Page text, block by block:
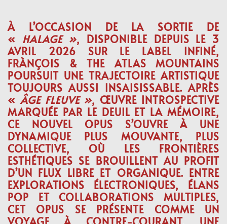
À L’OCCASION DE LA SORTIE DE
« HALAGE », DISPONIBLE DEPUIS LE 3
AVRIL 2026 SUR LE LABEL INFINÉ,
FRÀNÇOIS & THE ATLAS MOUNTAINS
POURSUIT UNE TRAJECTOIRE ARTISTIQUE
TOUJOURS AUSSI INSAISISSABLE. APRÈS
«ÂGE FLEUVE », ŒUVRE INTROSPECTIVE
MARQUÉE PAR LE DEUIL ET LA MÉMOIRE,
CE NOUVEL OPUS S’OUVRE À UNE
DYNAMIQUE PLUS MOUVANTE, PLUS
COLLECTIVE, OÙ LES FRONTIÈRES
ESTHÉTIQUES SE BROUILLENT AU PROFIT
D’UN FLUX LIBRE ET ORGANIQUE. ENTRE
EXPLORATIONS ÉLECTRONIQUES, ÉLANS
POP ET COLLABORATIONS MULTIPLES,
CET OPUS SE PRÉSENTE COMME UN